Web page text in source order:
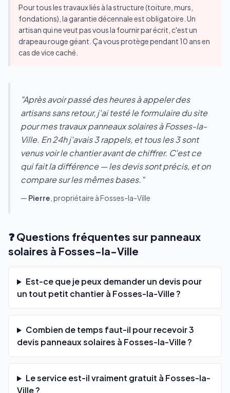
Pour tous les travaux liés à la structure (toiture, murs,
fondations), la garantie décennale est obligatoire. Un
artisan qui ne veut pas vous la fournir par écrit, c'est un
drapeau rouge géant. Ça vous protège pendant 10 ans en
cas de vice caché.
"Après avoir passé des heures à appeler des
artisans sans retour, j'ai testé le formulaire du site
pour mes travaux panneaux solaires à Fosses-la-
Ville. En 24h j'avais 3 rappels, et tous les 3 sont
venus voir le chantier avant de chiffrer. C'est ce
qui fait la différence — les devis sont précis, et on
compare sur les mêmes bases."
— Pierre , propriétaire à Fosses-la-Ville
❓ Questions fréquentes sur panneaux
solaires à Fosses-la-Ville
Est-ce que je peux demander un devis pour
un tout petit chantier à Fosses-la-Ville ?
Combien de temps faut-il pour recevoir 3
devis panneaux solaires à Fosses-la-Ville ?
Le service est-il vraiment gratuit à Fosses-la-
Ville ?